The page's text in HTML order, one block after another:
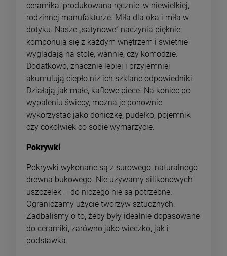
ceramika, produkowana ręcznie, w niewielkiej,
rodzinnej manufakturze. Miła dla oka i miła w
dotyku. Nasze „satynowe” naczynia pięknie
komponują się z każdym wnętrzem i świetnie
wyglądają na stole, wannie, czy komodzie.
Dodatkowo, znacznie lepiej i przyjemniej
akumulują ciepło niż ich szklane odpowiedniki.
Działają jak małe, kaflowe piece. Na koniec po
wypaleniu świecy, można je ponownie
wykorzystać jako doniczkę, pudełko, pojemnik
czy cokolwiek co sobie wymarzycie.
Pokrywki
Pokrywki wykonane są z surowego, naturalnego
drewna bukowego. Nie używamy silikonowych
uszczelek – do niczego nie są potrzebne.
Ograniczamy użycie tworzyw sztucznych.
Zadbaliśmy o to, żeby były idealnie dopasowane
do ceramiki, zarówno jako wieczko, jak i
podstawka.